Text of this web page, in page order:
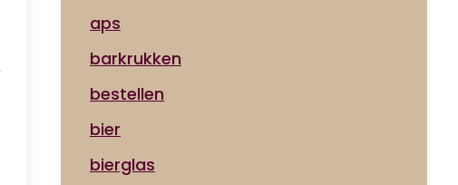
aps
barkrukken
bestellen
bier
bierglas